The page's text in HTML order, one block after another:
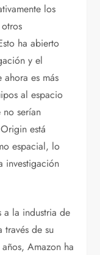
los
ha abierto
y el
es más
al espacio
no serían
está
espacial, lo
investigación
a la industria de
de su
Amazon ha